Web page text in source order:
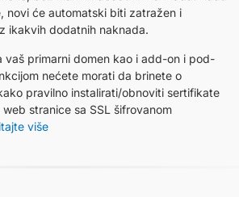
novi će automatski biti zatražen i
ikakvih dodatnih naknada.
vaš primarni domen kao i add-on i pod-
nećete morati da brinete o
pravilno instalirati/obnoviti sertifikate
stranice sa SSL šifrovanom
više